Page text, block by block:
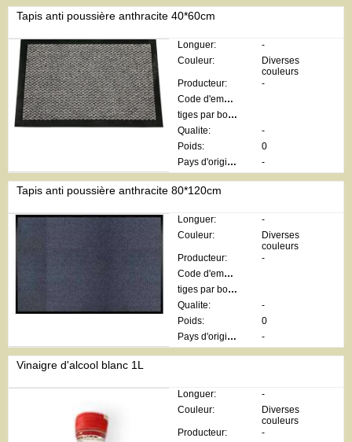
Tapis anti poussière anthracite 40*60cm
Longuer:
-
Couleur:
Diverses
couleurs
Producteur:
-
Code d'emballage:
tiges par botte:
Qualite:
-
Poids:
0
Pays d'origine:
-
Tapis anti poussière anthracite 80*120cm
Longuer:
-
Couleur:
Diverses
couleurs
Producteur:
-
Code d'emballage:
tiges par botte:
Qualite:
-
Poids:
0
Pays d'origine:
-
Vinaigre d'alcool blanc 1L
Longuer:
-
Couleur:
Diverses
couleurs
Producteur:
-